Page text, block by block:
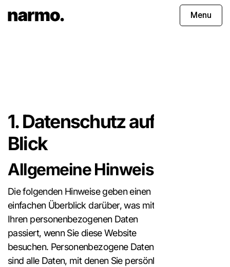
Menu
1. Datenschutz auf einen
Blick
Allgemeine Hinweise
Die folgenden Hinweise geben einen
einfachen Überblick darüber, was mit
Ihren personenbezogenen Daten
passiert, wenn Sie diese Website
besuchen. Personenbezogene Daten
sind alle Daten, mit denen Sie persönlich